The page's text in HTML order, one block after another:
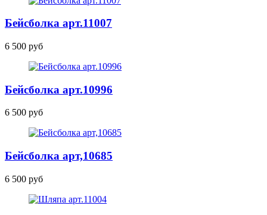
Бейсболка арт.11007
6 500 руб
Бейсболка арт.10996
6 500 руб
Бейсболка арт,10685
6 500 руб